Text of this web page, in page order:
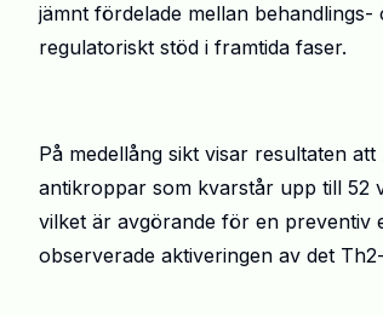
jämnt fördelade mellan
regulatoriskt stöd i framtida faser.
På medellång sikt visar resultaten
antikroppar som kvarstår upp till 52
vilket är avgörande för en preventiv
observerade aktiveringen av det